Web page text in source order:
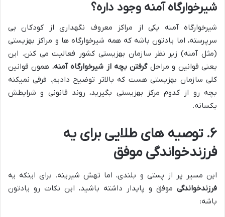
شیرخوارگاه آمنه وجود داره؟
شیرخوارگاه آمنه یکی از مراکز معروف نگهداری از کودکان بی
سرپرسته، اما یادتون باشه که همه شیرخوارگاه ها و مراکز بهزیستی
(مثل آمنه) زیر نظر سازمان بهزیستی کشور فعالیت می کنن. این
یعنی قوانین و مراحلگرفتن بچه از شیرخوارگاه آمنه، همون قوانین
کلی سازمان بهزیستی هست که بالاتر توضیح دادیم. فرقی نمیکنه
بچه رو از کدوم مرکز بهزیستی بگیرید، روند قانونی و شرایطش
یکسانه.
۶. توصیه های طلایی برای یه
فرزندخواندگی موفق
این مسیر پر از پستی و بلندی، اما تهش شیرینه. برای اینکه یه
فرزندخواندگی موفق و پایدار داشته باشید، این نکات رو یادتون
باشه: